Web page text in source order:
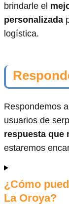
brindarle el
personalizada
logística.
Respondemos
usuarios de
respuesta que
estaremos
¿Cómo
La Oroya?